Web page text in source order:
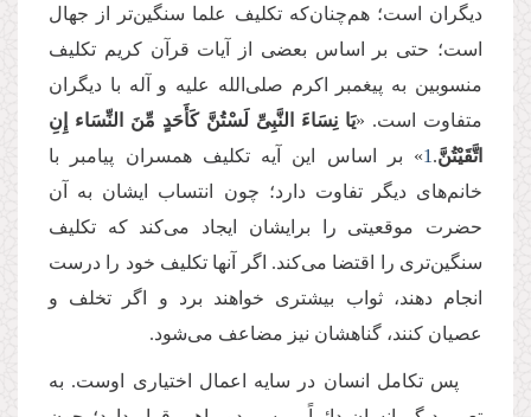
دیگران است؛ هم‌چنان‌كه تکلیف علما سنگین‌تر از جهال
است؛ حتی بر اساس بعضی از آیات قرآن کریم تکلیف
منسوبین به پیغمبر اکرم صلی‌الله علیه و آله با دیگران
متفاوت است.
«یَا نِسَاءَ النَّبِیِّ لَسْتُنَّ كَأَحَدٍ مِّنَ النِّسَاء إِنِ
اتَّقَیْتُنَّ.
1» بر اساس این آیه تكلیف همسران پیامبر با
خانم‌های دیگر تفاوت دارد؛ چون انتساب ایشان به آن
حضرت موقعیتی را برایشان ایجاد می‌کند كه تکلیف
سنگین‌تری را اقتضا می‌كند. اگر آنها تکلیف خود را درست
انجام دهند، ثواب بیشتری خواهند برد و اگر تخلف و
عصیان کنند، گناهشان نیز مضاعف می‌شود.
پس تکامل انسان در سایه اعمال اختیاری اوست. به